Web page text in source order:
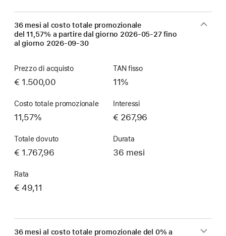
36 mesi al costo totale promozionale
del 11,57% a partire dal giorno 2026-05-27fino
al giorno 2026-09-30
Prezzo di acquisto
€ 1.500,00
TAN fisso
11%
Costo totale promozionale
11,57%
Interessi
€ 267,96
Totale dovuto
€ 1.767,96
Durata
36 mesi
Rata
€ 49,11
36 mesi al costo totale promozionale del 0% a